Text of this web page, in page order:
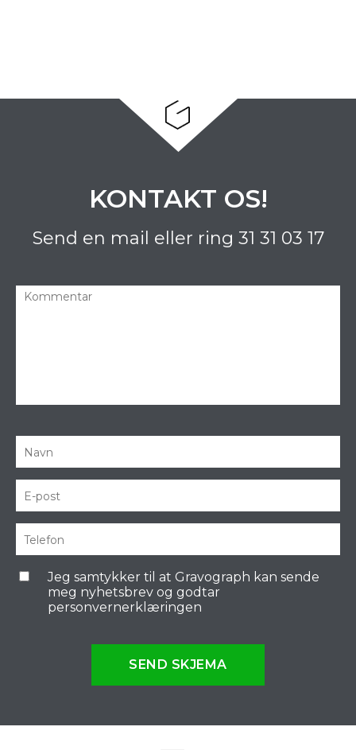
KONTAKT OS!
Send en mail eller ring 31 31 03 17
Jeg samtykker til at Gravograph kan sende
meg nyhetsbrev og godtar
personvernerklæringen
SEND SKJEMA